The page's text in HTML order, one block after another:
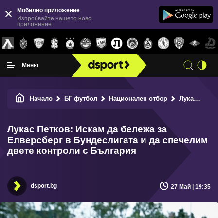
Мобилно приложение
Изпробвайте нашето ново
приложение
Меню
Начало БГ футбол Национален отбор Лукас Петков: Искам да бележа за Елверсберг в Бундеслигата и да спечелим двете контроли с България
Лукас Петков: Искам да бележа за
Елверсберг в Бундеслигата и да спечелим
двете контроли с България
dsport.bg 27 Май | 19:35